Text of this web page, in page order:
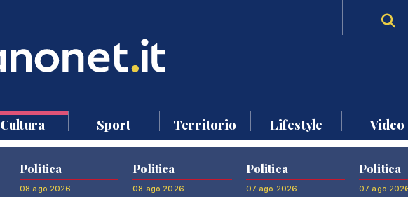
Cultura Sport Territorio Lifestyle Video
Politica
08 ago 2026
Politica
08 ago 2026
Politica
07 ago 2026
Politica
07 ago